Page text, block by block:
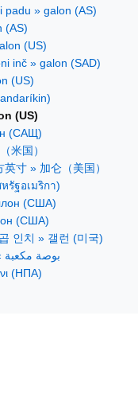
padu » galon (AS)
(AS)
(US)
inč » galon (SAD)
(US)
(US)
(САЩ)
米国）
英寸 » 加仑（美国）
รัฐอเมริกา)
(США)
(США)
인치 » 갤런 (미국)
بوصة مكعبة
(ΗΠΑ)